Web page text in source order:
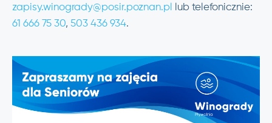
zapisy.winogrady@posir.poznan.pl
lub telefonicznie:
61 666 75 30, 503 436 934.